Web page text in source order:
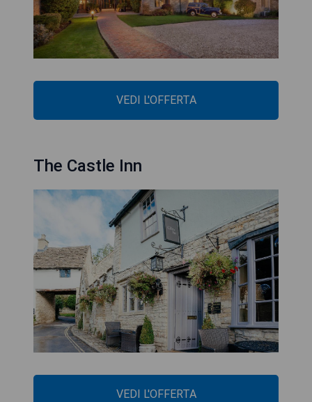
VEDI L'OFFERTA
The Castle Inn
VEDI L'OFFERTA